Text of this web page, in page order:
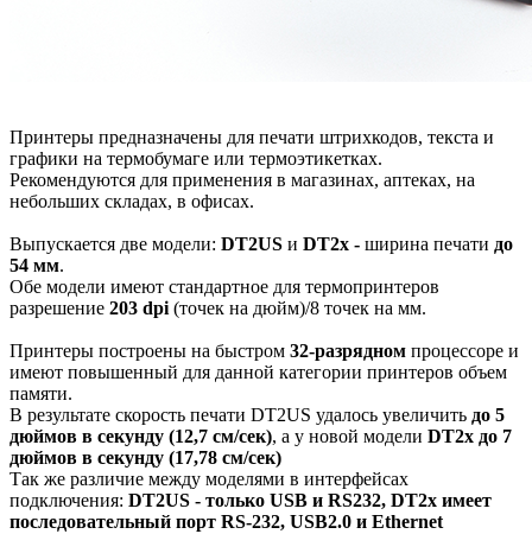
Принтеры предназначены для печати штрихкодов, текста и
графики на термобумаге или термоэтикетках.
Рекомендуются для применения в магазинах, аптеках, на
небольших складах, в офисах.
Выпускается две модели: DT2US и DT2x - ширина печати до
54 мм.
Обе модели имеют стандартное для термопринтеров
разрешение 203 dpi (точек на дюйм)/8 точек на мм.
Принтеры построены на быстром 32-разрядном процессоре и
имеют повышенный для данной категории принтеров объем
памяти.
В результате скорость печати DT2US удалось увеличить до 5
дюймов в секунду (12,7 см/сек), а у новой модели DT2x до 7
дюймов в секунду (17,78 см/сек)
Так же различие между моделями в интерфейсах
подключения: DT2US - только USB и RS232, DT2x имеет
последовательный порт RS-232, USB2.0 и Ethernet